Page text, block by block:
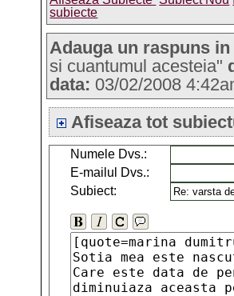
subiecte
Adauga un raspuns
si cuantumul acesteia"
data: 03/02/2008
Afiseaza tot
Numele Dvs.:
E-mailul Dvs.:
Subiect: